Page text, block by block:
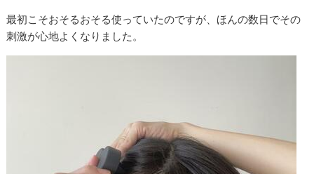
最初こそおそるおそる使っていたのですが、ほんの数日でその
刺激が心地よくなりました。